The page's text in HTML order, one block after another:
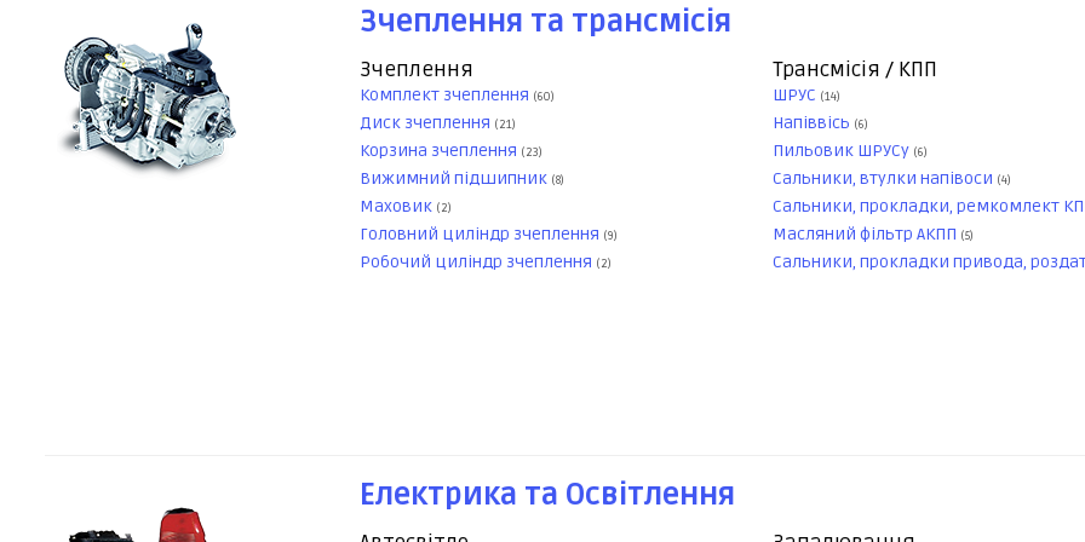
Зчеплення та трансмісія
Зчеплення
Комплект зчеплення (60)
Диск зчеплення (21)
Корзина зчеплення (23)
Вижимний підшипник (8)
Маховик (2)
Головний циліндр зчеплення (9)
Робочий циліндр зчеплення (2)
Трансмісія / КПП
ШРУС (14)
Напіввісь (6)
Пильовик ШРУСу (6)
Сальники, втулки напівоси (4)
Сальники, прокладки, ремкомлект
Масляний фільтр АКПП (5)
Сальники, прокладки привода,
Електрика та Освітлення